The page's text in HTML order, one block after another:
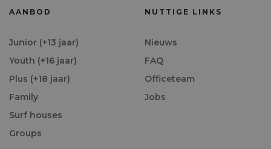
AANBOD
Junior (+13 jaar)
Youth (+16 jaar)
Plus (+18 jaar)
Family
Surf houses
Groups
NUTTIGE LINKS
Nieuws
FAQ
Officeteam
Jobs